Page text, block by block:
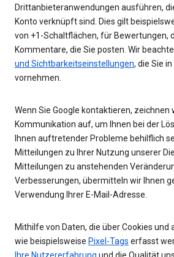
Drittanbieteranwendungen ausführen,
Konto verknüpft sind. Dies gilt
von +1-Schaltflächen, für Bewertungen,
Kommentare, die Sie posten. Wir
und Sichtbarkeitseinstellungen, die Sie
vornehmen.
Wenn Sie Google kontaktieren, zeichnen
Kommunikation auf, um Ihnen bei der
Ihnen auftretender Probleme behilflich
Mitteilungen zu Ihrer Nutzung unserer
Mitteilungen zu anstehenden
Verbesserungen, übermitteln wir Ihnen
Verwendung Ihrer E-Mail-Adresse.
Mithilfe von Daten, die über Cookies und
wie beispielsweise Pixel-Tags erfasst